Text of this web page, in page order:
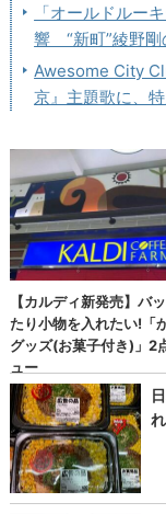
「オールドルー
響 “新町”綾野剛
Awesome City
京』主題歌に、